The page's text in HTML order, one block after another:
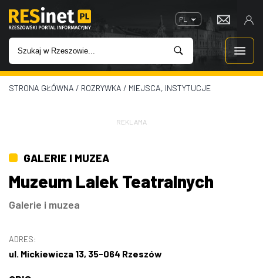
PL
WIADOMOŚCI
IMPREZY
ROZRYWKA
GASTRONOMIA
STRONA GŁÓWNA / ROZRYWKA / MIEJSCA, INSTYTUCJE
REKLAMA
GALERIE I MUZEA
Muzeum Lalek Teatralnych
Galerie i muzea
ADRES:
ul. Mickiewicza 13, 35-064 Rzeszów